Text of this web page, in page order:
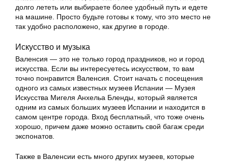
долго лететь или выбираете более удобный путь и едете
на машине. Просто будьте готовы к тому, что это место не
так удобно расположено, как другие в городе.
Искусство и музыка
Валенсия — это не только город праздников, но и город
искусства. Если вы интересуетесь искусством, то вам
точно понравится Валенсия. Стоит начать с посещения
одного из самых известных музеев Испании — Музея
Искусства Мигеля Анхельа Бленды, который является
одним из самых больших музеев Испании и находится в
самом центре города. Вход бесплатный, что тоже очень
хорошо, причем даже можно оставить свой багаж среди
экспонатов.
Также в Валенсии есть много других музеев, которые